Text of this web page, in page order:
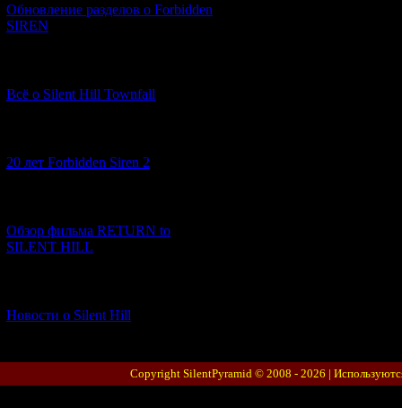
Обновление разделов о Forbidden
SIREN
Всё о Silent Hill Townfall
20 лет Forbidden Siren 2
Обзор фильма RETURN to
SILENT HILL
Новости о Silent Hill
Copyright SilentPyramid © 2008 - 2026 |